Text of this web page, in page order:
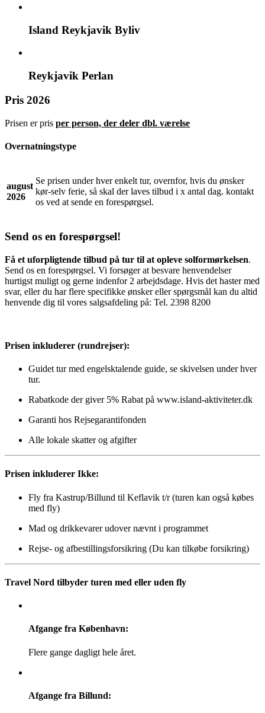
Island Reykjavik Byliv
Reykjavik Perlan
Pris 2026
Prisen er pris per person, der deler dbl. værelse
Overnatningstype
august
2026
Se prisen under hver enkelt tur, overnfor, hvis du ønsker
kør-selv ferie, så skal der laves tilbud i x antal dag. kontakt
os ved at sende en forespørgsel.
Send os en forespørgsel!
Få et uforpligtende tilbud på tur til at opleve solformørkelsen.
Send os en forespørgsel. Vi forsøger at besvare henvendelser
hurtigst muligt og gerne indenfor 2 arbejdsdage. Hvis det haster med
svar, eller du har flere specifikke ønsker eller spørgsmål kan du altid
henvende dig til vores salgsafdeling på: Tel. 2398 8200
Prisen inkluderer (rundrejser):
Guidet tur med engelsktalende guide, se skivelsen under hver
tur.
Rabatkode der giver 5% Rabat på www.island-aktiviteter.dk
Garanti hos Rejsegarantifonden
Alle lokale skatter og afgifter
Prisen inkluderer Ikke:
Fly fra Kastrup/Billund til Keflavik t/r (turen kan også købes
med fly)
Mad og drikkevarer udover nævnt i programmet
Rejse- og afbestillingsforsikring (Du kan tilkøbe forsikring)
Travel Nord tilbyder turen med eller uden fly
Afgange fra København:
Flere gange dagligt hele året.
Afgange fra Billund: